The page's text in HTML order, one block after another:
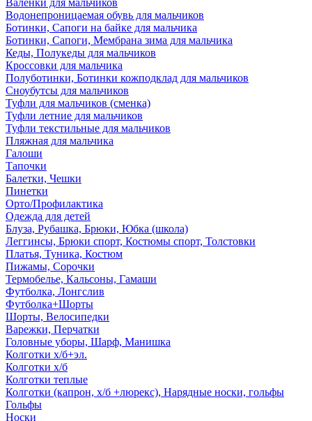
Водонепроницаемая обувь для мальчиков
Ботинки, Сапоги на байке для мальчика
Ботинки, Сапоги, Мембрана зима для мальчика
Кеды, Полукеды для мальчиков
Кроссовки для мальчика
Полуботинки, Ботинки кожподклад для мальчиков
Сноубутсы для мальчиков
Туфли для мальчиков (сменка)
Туфли летние для мальчиков
Туфли текстильные для мальчиков
Пляжная для мальчика
Галоши
Тапочки
Балетки, Чешки
Пинетки
Орто/Профилактика
Одежда для детей
Блуза, Рубашка, Брюки, Юбка (школа)
Леггинсы, Брюки спорт, Костюмы спорт, Толстовки
Платья, Туника, Костюм
Пижамы, Сорочки
Термобелье, Кальсоны, Гамаши
Футболка, Лонгслив
Футболка+Шорты
Шорты, Велосипедки
Варежки, Перчатки
Головные уборы, Шарф, Манишка
Колготки х/б+эл.
Колготки х/б
Колготки теплые
Колготки (капрон, х/б +люрекс), Нарядные носки, гольфы
Гольфы
Носки